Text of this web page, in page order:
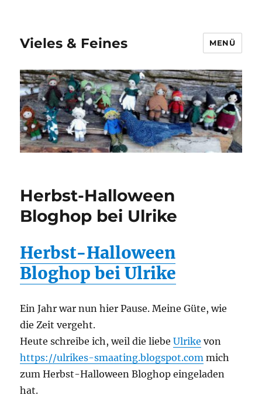
Vieles & Feines MENÜ
Herbst-Halloween
Bloghop bei Ulrike
Herbst-Halloween
Bloghop bei Ulrike
Ein Jahr war nun hier Pause. Meine Güte, wie
die Zeit vergeht.
Heute schreibe ich, weil die liebeUlrike von
https://ulrikes-smaating.blogspot.com mich
zum Herbst-Halloween Bloghop eingeladen
hat.